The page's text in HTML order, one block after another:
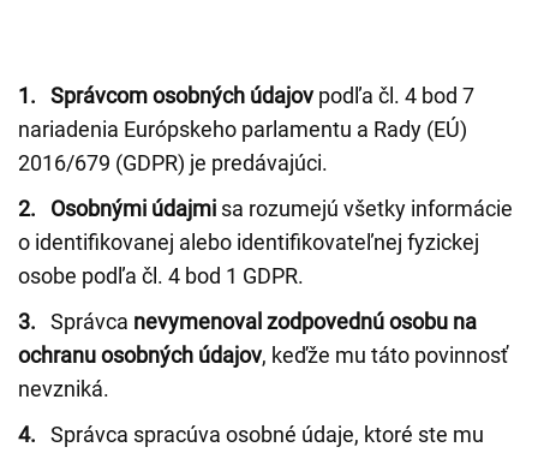
1. Správcom osobných údajovpodľa čl. 4 bod 7
nariadenia Európskeho parlamentu a Rady (EÚ)
2016/679 (GDPR) je predávajúci.
2. Osobnými údajmi sa rozumejú všetky informácie
o identifikovanej alebo identifikovateľnej fyzickej
osobe podľa čl. 4 bod 1 GDPR.
3. Správca nevymenoval zodpovednú osobu na
ochranu osobných údajov, keďže mu táto povinnosť
nevzniká.
4. Správca spracúva osobné údaje, ktoré ste mu